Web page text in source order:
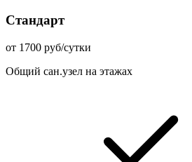
Стандарт
от 1700 руб/сутки
Общий сан.узел на этажах